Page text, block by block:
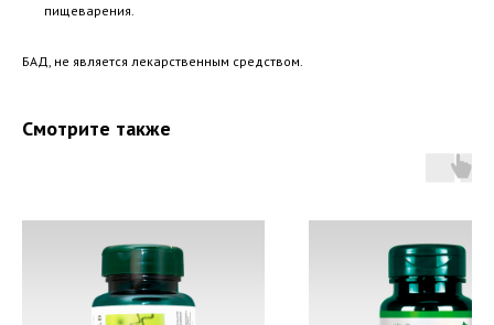
пищеварения.
БАД, не является лекарственным средством.
Смотрите также